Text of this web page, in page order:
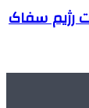
رژیم سفاک